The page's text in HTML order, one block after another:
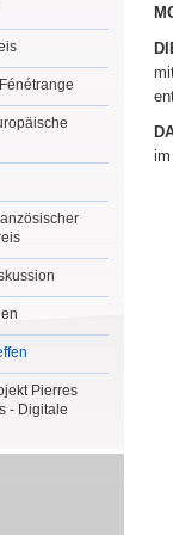
Pierres
- Digitale